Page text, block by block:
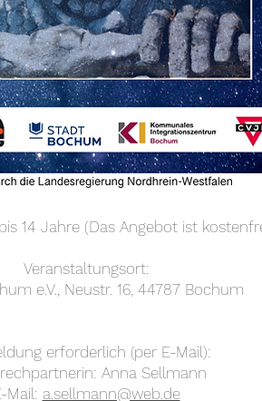
14 Jahre (Das Angebot ist
Veranstaltungsort:
e.V., Neustr. 16, 44787 Bochum
erforderlich (per E-Mail):
Anna Sellmann
Mail: a.sellmann@web.de